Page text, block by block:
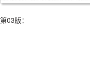
第03版：